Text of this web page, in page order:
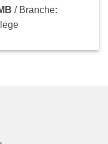
/ Branche: